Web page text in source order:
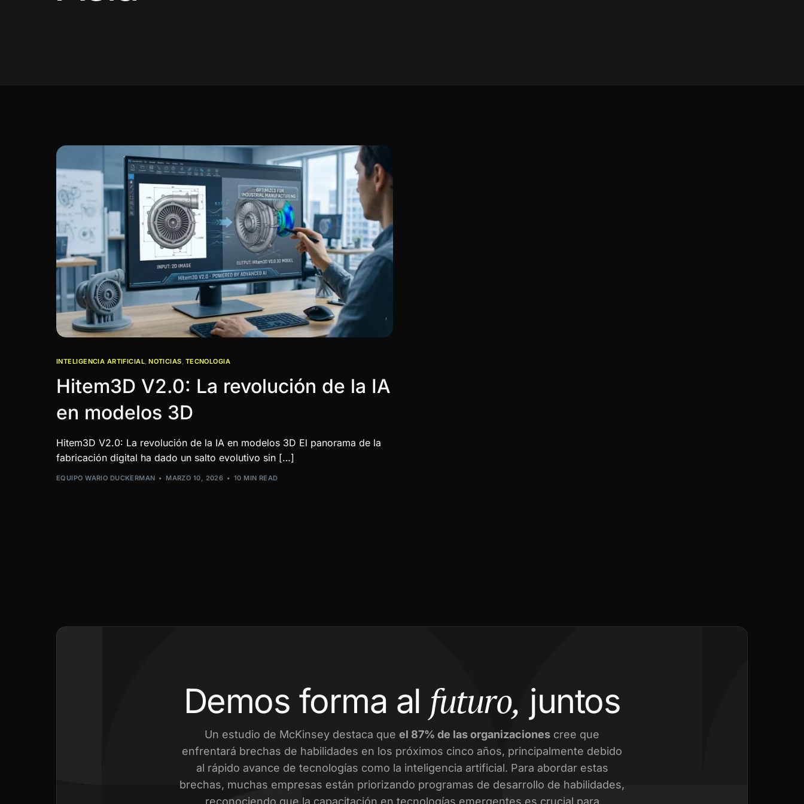
INTELIGENCIA ARTIFICIAL ,NOTICIAS TECNOLOGIA
Hitem3D V2.0: La revolución de la IA
en modelos 3D
Hitem3D V2.0: La revolución de la IA en modelos 3D El panorama de la
fabricación digital ha dado un salto evolutivo sin […]
EQUIPO WARIO DUCKERMAN MARZO 10, 2026 10 MIN READ
Demos forma al futuro, juntos
Un estudio de McKinsey destaca que el 87% de las organizaciones cree que
enfrentará brechas de habilidades en los próximos cinco años, principalmente debido
al rápido avance de tecnologías como la inteligencia artificial. Para abordar estas
brechas, muchas empresas están priorizando programas de desarrollo de habilidades,
reconociendo que la capacitación en tecnologías emergentes es crucial para